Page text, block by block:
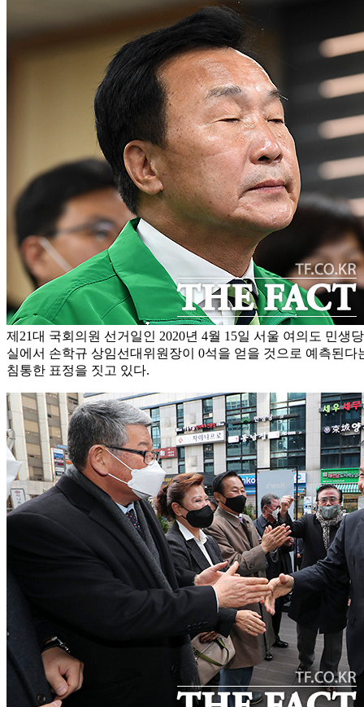
제21대 국회의원 선거일인 2020년 4월 15일 서울 여의도 민생
실에서 손학규 상임선대위원장이 0석을 얻을 것으로 예측된다
침통한 표정을 짓고 있다.